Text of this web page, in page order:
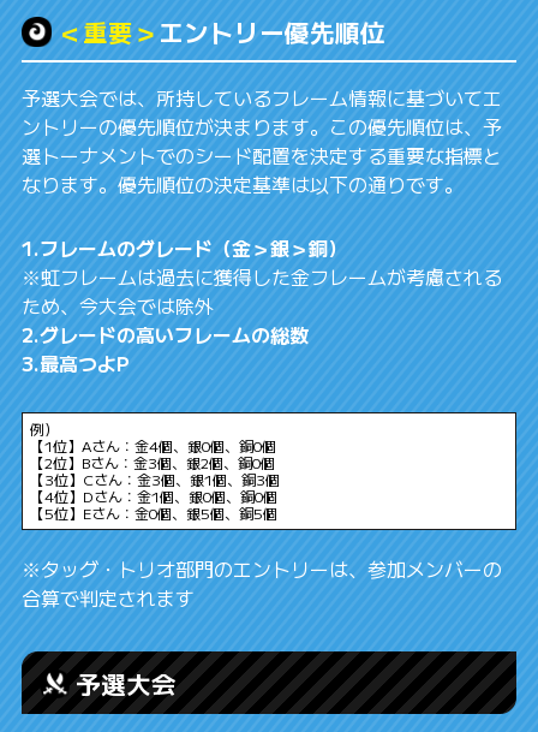
＜重要＞ エントリー優先順位
予選大会では、所持しているフレーム情報に基づいてエ
ントリーの優先順位が決まります。この優先順位は、予
選トーナメントでのシード配置を決定する重要な指標と
なります。優先順位の決定基準は以下の通りです。
1.フレームのグレード（金＞銀＞銅）
※虹フレームは過去に獲得した金フレームが考慮される
ため、今大会では除外
2.グレードの高いフレームの総数
3.最高つよP
例）
【1位】Aさん：金4個、銀0個、銅0個
【2位】Bさん：金3個、銀2個、銅0個
【3位】Cさん：金3個、銀1個、銅3個
【4位】Dさん：金1個、銀0個、銅0個
【5位】Eさん：金0個、銀5個、銅5個
※タッグ・トリオ部門のエントリーは、参加メンバーの
合算で判定されます
予選大会